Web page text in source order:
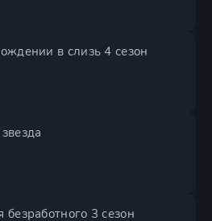
в слизь 4 сезон
3 сезон